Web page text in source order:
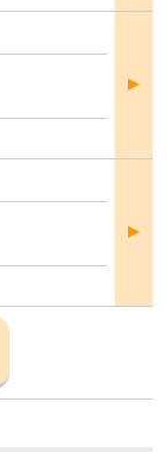
部屋
詳細
部屋
詳細